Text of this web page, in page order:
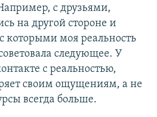
с друзьями,
на другой стороне и
которыми моя реальность
следующее. У
с реальностью,
своим ощущениям, а не
всегда больше.